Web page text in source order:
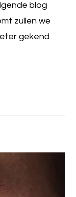
blog
zullen we
gekend